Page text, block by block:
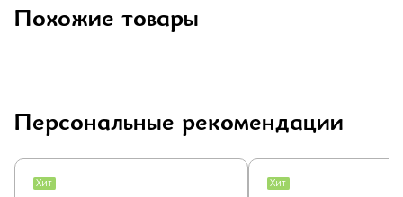
Похожие товары
Персональные рекомендации